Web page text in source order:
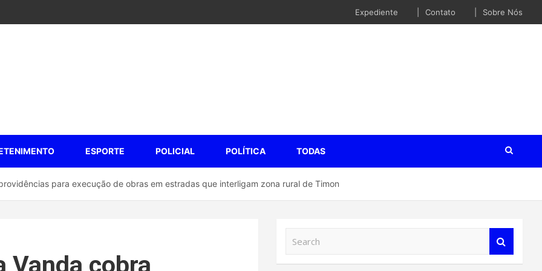
Expediente Contato Sobre Nós
ESPORTE POLICIAL POLÍTICA TODAS
para execução de obras em estradas que interligam zona rural de Timon
Vanda cobra